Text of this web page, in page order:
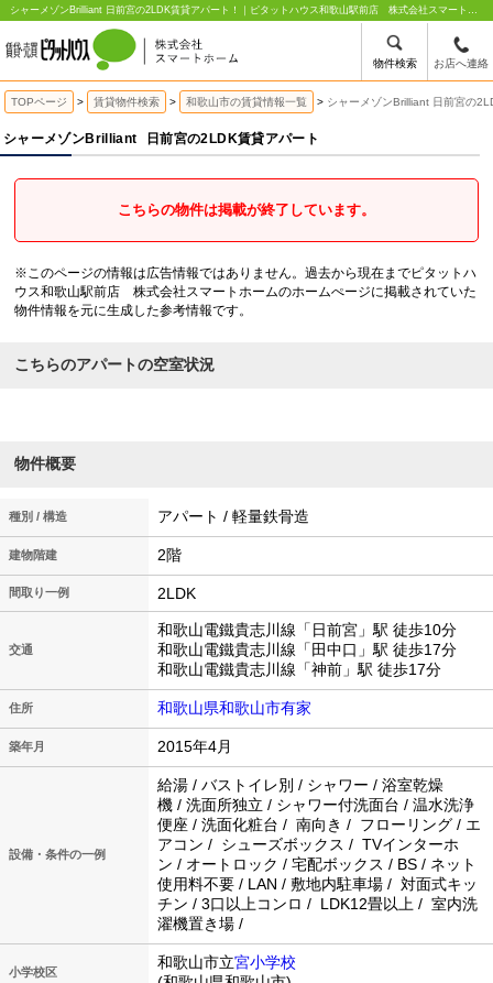
物件検索 お店へ連絡
シャーメゾンBrilliant 日前宮の2LDK賃貸アパート！｜ピタットハウス和歌山駅前店 株式会社スマートホーム
TOPページ 賃貸物件検索 和歌山市の賃貸情報一覧 シャーメゾンBrilliant 日前宮の
シャーメゾンBrilliant 日前宮の2LDK賃貸アパート
こちらの物件は掲載が終了しています。
※このページの情報は広告情報ではありません。過去から現在までピタットハ
ウス和歌山駅前店 株式会社スマートホームのホームぺージに掲載されていた
物件情報を元に生成した参考情報です。
こちらのアパートの空室状況
物件概要
種別 / 構造 アパート / 軽量鉄骨造
建物階建 2階
間取り一例 2LDK
交通
和歌山電鐵貴志川線「日前宮」駅 徒歩10分
和歌山電鐵貴志川線「田中口」駅 徒歩17分
和歌山電鐵貴志川線「神前」駅 徒歩17分
住所 和歌山県和歌山市有家
築年月 2015年4月
設備・条件の一例
給湯 / バストイレ別 / シャワー / 浴室乾燥
機 / 洗面所独立 / シャワー付洗面台 / 温水洗浄
便座 / 洗面化粧台 / 南向き / フローリング / エ
アコン / シューズボックス / TVインターホ
ン / オートロック / 宅配ボックス / BS / ネット
使用料不要 / LAN / 敷地内駐車場 / 対面式キッ
チン / 3口以上コンロ / LDK12畳以上 / 室内洗
濯機置き場 /
小学校区
和歌山市立宮小学校